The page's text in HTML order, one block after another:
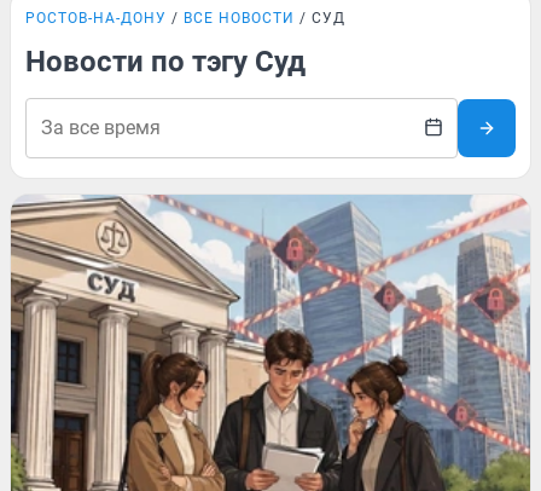
РОСТОВ-НА-ДОНУ ВСЕ НОВОСТИ СУД
Новости по тэгу Суд